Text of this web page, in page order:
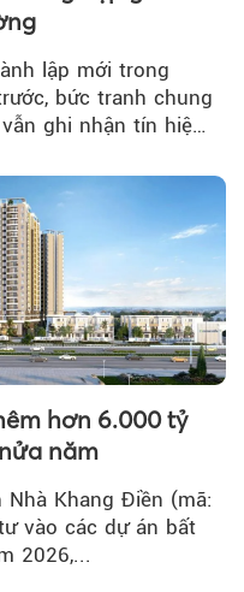
lập mới trong
bức tranh chung
ghi nhận tín hiệu
hơn 6.000 tỷ
năm
Khang Điền (mã:
vào các dự án bất
2026,...